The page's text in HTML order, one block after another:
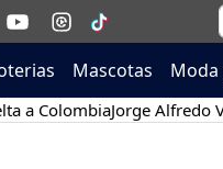
Mascotas Moda
a ColombiaJorge Alfredo